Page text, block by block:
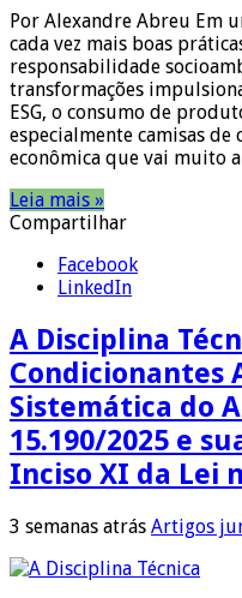
Por Alexandre Abreu Em
cada vez mais boas
responsabilidade
transformações
ESG, o consumo de
especialmente camisas
econômica que vai muito
Leia mais »
Compartilhar
Facebook
LinkedIn
A Disciplina
Condicionantes
Sistemática do
15.190/2025 e
Inciso XI da Lei
3 semanas atrás Artigos